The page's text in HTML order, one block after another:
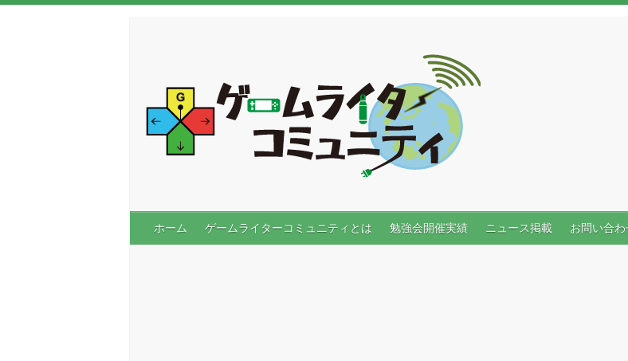
ホーム ゲームライターコミュニティとは 勉強会開催実績 ニュース掲載 お問い合わ